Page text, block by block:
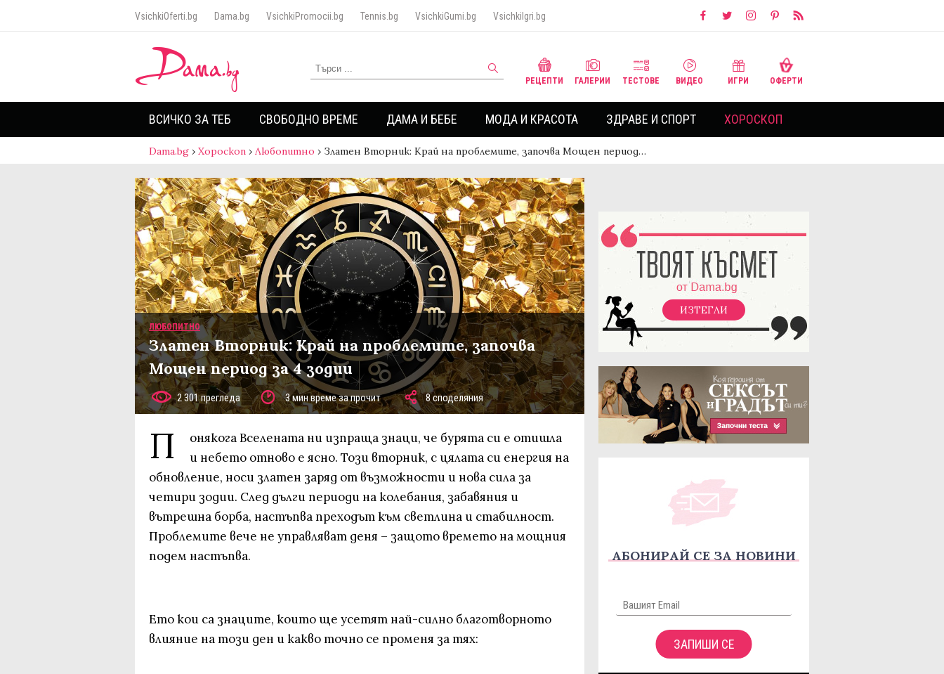
VsichkiOferti.bg Dama.bg VsichkiPromocii.bg Tennis.bg VsichkiGumi.bg VsichkiIgri.bg
РЕЦЕПТИ ГАЛЕРИИ ТЕСТОВЕ ВИДЕО ИГРИ ОФЕРТИ
ВСИЧКО ЗА ТЕБ СВОБОДНО ВРЕМЕ ДАМА И БЕБЕ МОДА И КРАСОТА ЗДРАВЕ И СПОРТ ХОРОСКОП
Dama.bg › Хороскоп › Любопитно › Златен Вторник: Край на проблемите, започва Мощен период…
ЛЮБОПИТНО
Златен Вторник: Край на проблемите, започва
Мощен период за 4 зодии
2 301 прегледа 3 мин време за прочит 8 споделяния
П
онякога Вселената ни изпраща знаци, че бурята си е отишла
и небето отново е ясно. Този вторник, с цялата си енергия на
обновление, носи златен заряд от възможности и нова сила за
четири зодии. След дълги периоди на колебания, забавяния и
вътрешна борба, настъпва преходът към светлина и стабилност.
Проблемите вече не управляват деня – защото времето на мощния
подем настъпва.
Ето кои са знаците, които ще усетят най-силно благотворното
влияние на този ден и какво точно се променя за тях:
ИЗТЕГЛИ
АБОНИРАЙ СЕ ЗА НОВИНИ
ЗАПИШИ СЕ